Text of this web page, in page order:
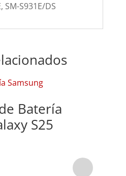
SM-S931E/DS
Batería
S25